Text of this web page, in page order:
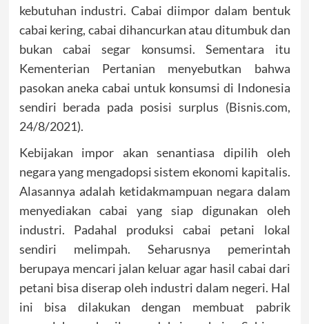
kebutuhan industri. Cabai diimpor dalam bentuk
cabai kering, cabai dihancurkan atau ditumbuk dan
bukan cabai segar konsumsi. Sementara itu
Kementerian Pertanian menyebutkan bahwa
pasokan aneka cabai untuk konsumsi di Indonesia
sendiri berada pada posisi surplus (Bisnis.com,
24/8/2021).
Kebijakan impor akan senantiasa dipilih oleh
negara yang mengadopsi sistem ekonomi kapitalis.
Alasannya adalah ketidakmampuan negara dalam
menyediakan cabai yang siap digunakan oleh
industri. Padahal produksi cabai petani lokal
sendiri melimpah. Seharusnya pemerintah
berupaya mencari jalan keluar agar hasil cabai dari
petani bisa diserap oleh industri dalam negeri. Hal
ini bisa dilakukan dengan membuat pabrik